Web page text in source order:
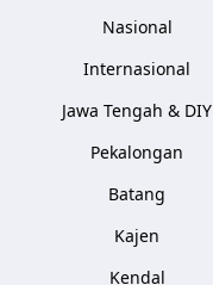
Nasional
Internasional
Jawa Tengah & DIY
Pekalongan
Batang
Kajen
Kendal